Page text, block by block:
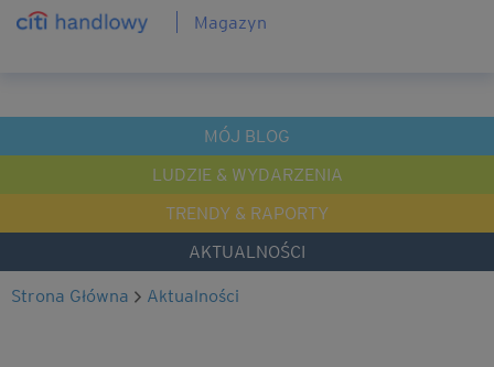
Magazyn
MÓJ BLOG
LUDZIE & WYDARZENIA
TRENDY & RAPORTY
AKTUALNOŚCI
Strona Główna Aktualności